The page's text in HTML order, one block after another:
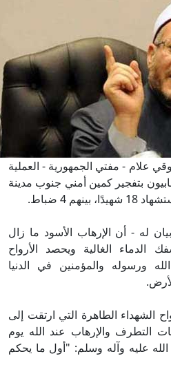
علام - مفتي الجمهورية - العملية
بتفجير كمين أمني جنوب مدينة
4 ضباط.
له - أن الإرهاب الأسود ما زال
الدماء الغالية ويحصد الأرواح
ورسوله والمؤمنين في الدنيا
الشهداء الطاهرة التي ارتقت إلى
التطرف والإرهاب عند الله يوم
عليه وآله وسلم: "أول ما يحكم